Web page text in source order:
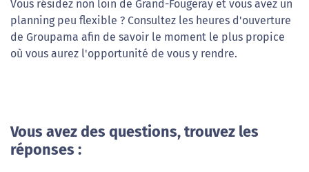
Vous résidez non loin de Grand-Fougeray et vous avez un
planning peu flexible ? Consultez les heures d'ouverture
de Groupama afin de savoir le moment le plus propice
où vous aurez l'opportunité de vous y rendre.
Vous avez des questions, trouvez les
réponses :